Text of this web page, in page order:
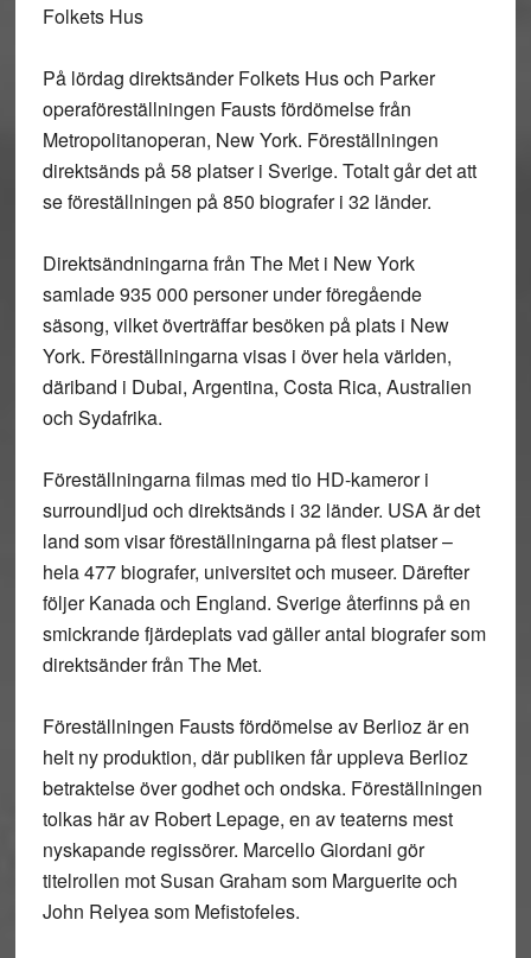
Folkets Hus
På lördag direktsänder Folkets Hus och Parker
operaföreställningen Fausts fördömelse från
Metropolitanoperan, New York. Föreställningen
direktsänds på 58 platser i Sverige. Totalt går det att
se föreställningen på 850 biografer i 32 länder.
Direktsändningarna från The Met i New York
samlade 935 000 personer under föregående
säsong, vilket överträffar besöken på plats i New
York. Föreställningarna visas i över hela världen,
däriband i Dubai, Argentina, Costa Rica, Australien
och Sydafrika.
Föreställningarna filmas med tio HD-kameror i
surroundljud och direktsänds i 32 länder. USA är det
land som visar föreställningarna på flest platser –
hela 477 biografer, universitet och museer. Därefter
följer Kanada och England. Sverige återfinns på en
smickrande fjärdeplats vad gäller antal biografer som
direktsänder från The Met.
Föreställningen Fausts fördömelse av Berlioz är en
helt ny produktion, där publiken får uppleva Berlioz
betraktelse över godhet och ondska. Föreställningen
tolkas här av Robert Lepage, en av teaterns mest
nyskapande regissörer. Marcello Giordani gör
titelrollen mot Susan Graham som Marguerite och
John Relyea som Mefistofeles.